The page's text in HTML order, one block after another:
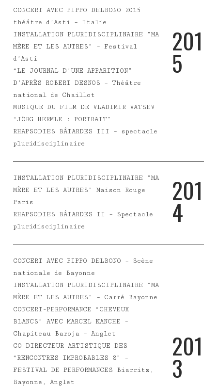
CONCERT AVEC PIPPO DELBONO 2015
théâtre d’Asti – Italie
INSTALLATION PLURIDISCIPLINAIRE ”MA
MÈRE ET LES AUTRES” – Festival
d’Asti
“LE JOURNAL D’UNE APPARITION”
D’APRÈS ROBERT DESNOS – Théâtre
national de Chaillot
MUSIQUE DU FILM DE VLADIMIR VATSEV
“JÖRG HERMLE : PORTRAIT”
RHAPSODIES BÂTARDES III – spectacle
pluridisciplinaire
201
5
INSTALLATION PLURIDISCIPLINAIRE ”MA
MÈRE ET LES AUTRES” Maison Rouge
Paris
RHAPSODIES BÂTARDES II – Spectacle
pluridisciplinaire
201
4
CONCERT AVEC PIPPO DELBONO – Scène
nationale de Bayonne
INSTALLATION PLURIDISCIPLINAIRE ”MA
MÈRE ET LES AUTRES” – Carré Bayonne
CONCERT-PERFORMANCE “CHEVEUX
BLANCS” AVEC MARCEL KANCHE –
Chapiteau Baroja – Anglet
CO-DIRECTEUR ARTISTIQUE DES
“RENCONTRES IMPROBABLES 8” –
FESTIVAL DE PERFORMANCES Biarritz,
Bayonne, Anglet
201
3